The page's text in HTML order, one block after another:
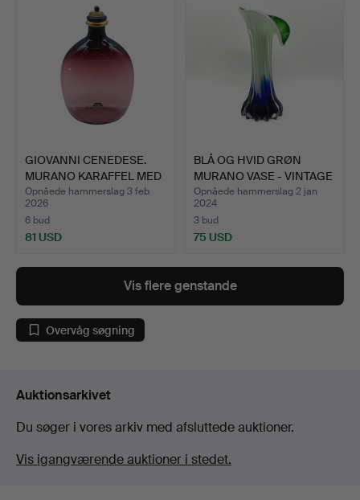
GIOVANNI CENEDESE.
MURANO KARAFFEL MED
PRO…
Opnåede hammerslag 3 feb
2026
6 bud
81 USD
BLÅ OG HVID GRØN
MURANO VASE - VINTAGE
FRA…
Opnåede hammerslag 2 jan
2024
3 bud
75 USD
Vis flere genstande
Overvåg søgning
Auktionsarkivet
Du søger i vores arkiv med afsluttede auktioner.
Vis igangværende auktioner i stedet.